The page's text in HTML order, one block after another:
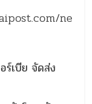
ne
ร์เบีย จัดส่ง